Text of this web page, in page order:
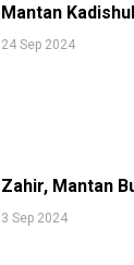
Mantan
24 Sep 2024
Zahir, Mantan
3 Sep 2024